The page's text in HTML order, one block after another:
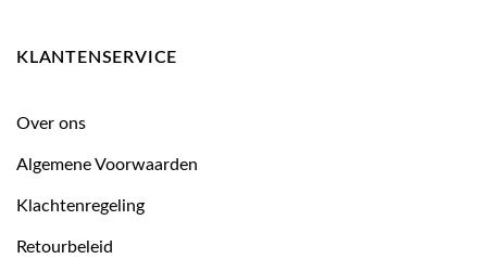
KLANTENSERVICE
Over ons
Algemene Voorwaarden
Klachtenregeling
Retourbeleid